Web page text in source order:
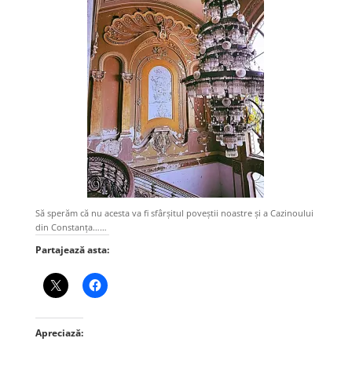
Să sperăm că nu acesta va fi sfârșitul poveștii noastre și a Cazinoului
din Constanța……
Partajează asta:
Apreciază: